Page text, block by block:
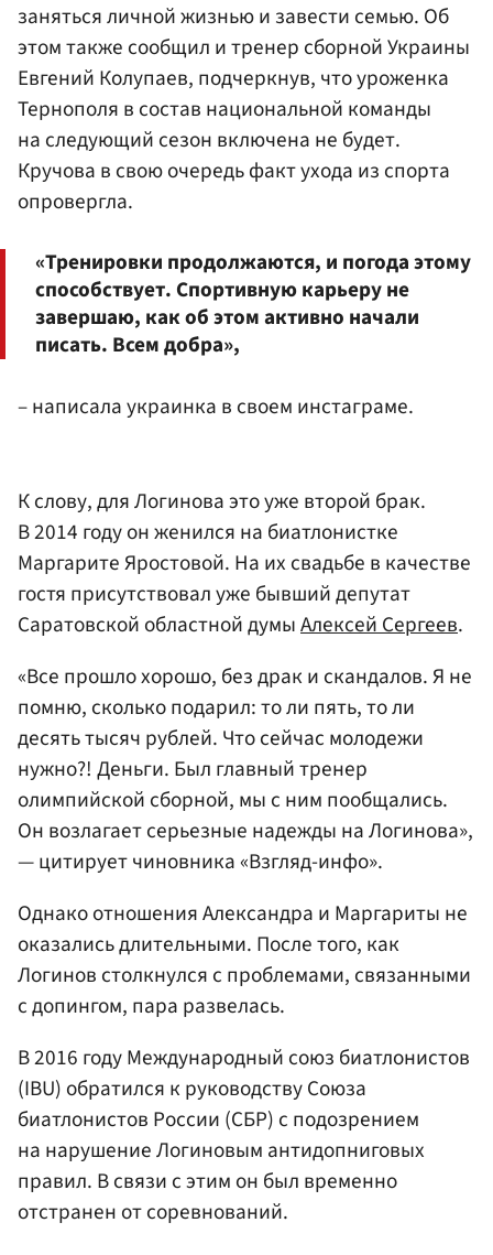
заняться личной жизнью и завести семью. Об
этом также сообщил и тренер сборной Украины
Евгений Колупаев, подчеркнув, что уроженка
Тернополя в состав национальной команды
на следующий сезон включена не будет.
Кручова в свою очередь факт ухода из спорта
опровергла.
«Тренировки продолжаются, и погода этому
способствует. Спортивную карьеру не
завершаю, как об этом активно начали
писать. Всем добра»,
– написала украинка в своем инстаграме.
К слову, для Логинова это уже второй брак.
В 2014 году он женился на биатлонистке
Маргарите Яростовой. На их свадьбе в качестве
гостя присутствовал уже бывший депутат
Саратовской областной думыАлексей Сергеев.
«Все прошло хорошо, без драк и скандалов. Я не
помню, сколько подарил: то ли пять, то ли
десять тысяч рублей. Что сейчас молодежи
нужно?! Деньги. Был главный тренер
олимпийской сборной, мы с ним пообщались.
Он возлагает серьезные надежды на Логинова»,
— цитирует чиновника «Взгляд-инфо».
Однако отношения Александра и Маргариты не
оказались длительными. После того, как
Логинов столкнулся с проблемами, связанными
с допингом, пара развелась.
В 2016 году Международный союз биатлонистов
(IBU) обратился к руководству Союза
биатлонистов России (СБР) с подозрением
на нарушение Логиновым антидопниговых
правил. В связи с этим он был временно
отстранен от соревнований.